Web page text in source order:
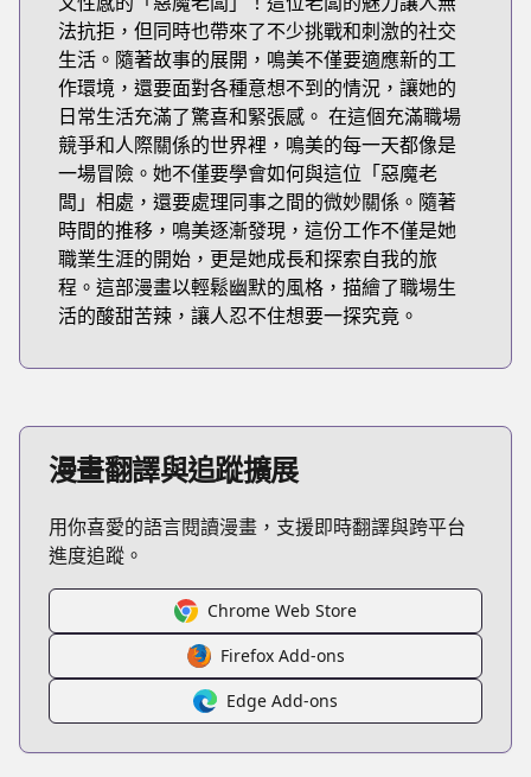
法抗拒，但同時也帶來了不少挑戰和刺激的社交
生活。隨著故事的展開，鳴美不僅要適應新的工
作環境，還要面對各種意想不到的情況，讓她的
日常生活充滿了驚喜和緊張感。 在這個充滿職場
競爭和人際關係的世界裡，鳴美的每一天都像是
一場冒險。她不僅要學會如何與這位「惡魔老
闆」相處，還要處理同事之間的微妙關係。隨著
時間的推移，鳴美逐漸發現，這份工作不僅是她
職業生涯的開始，更是她成長和探索自我的旅
程。這部漫畫以輕鬆幽默的風格，描繪了職場生
活的酸甜苦辣，讓人忍不住想要一探究竟。
漫畫翻譯與追蹤擴展
用你喜愛的語言閱讀漫畫，支援即時翻譯與跨平台
進度追蹤。
Chrome Web Store
Firefox Add-ons
Edge Add-ons